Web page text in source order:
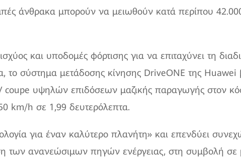
άνθρακα μπορούν να μειωθούν κατά περίπου
και υποδομές φόρτισης για να επιταχύνει τη
το σύστημα μετάδοσης κίνησης DriveONE της Huawei
coupe υψηλών επιδόσεων μαζικής παραγωγής στον
km/h σε 1,99 δευτερόλεπτα.
για έναν καλύτερο πλανήτη» και επενδύει
ανανεώσιμων πηγών ενέργειας, στη συμβολή σε